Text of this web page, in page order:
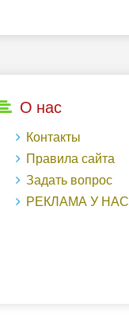
О нас
Контакты
Правила сайта
Задать вопрос
РЕКЛАМА У НАС